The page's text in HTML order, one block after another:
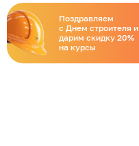
Поздравляем
с Днем строителя и
дарим скидку 20%
на курсы